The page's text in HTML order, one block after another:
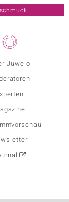
Juwelo